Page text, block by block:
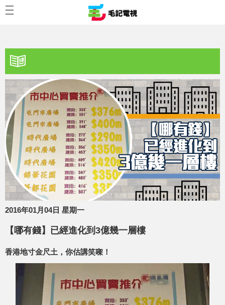
2016年01月04日 星期一
【哪有錢】已經進化到3億幾一層樓
香港地寸金尺土，你估講笑㗎！